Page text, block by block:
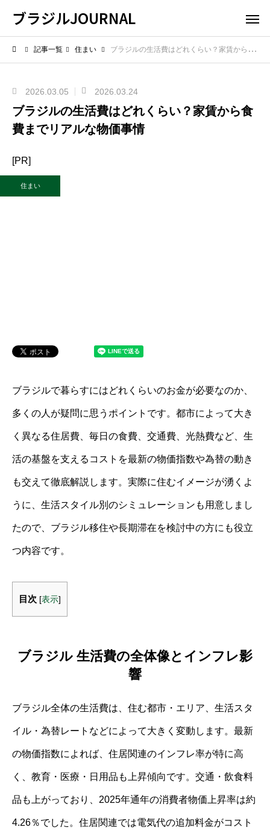
ブラジルJOURNAL
記事一覧 住まい ブラジルの生活費はどれくらい？家賃から食費までリアルな物価事情
2026.03.05 2026.03.24
ブラジルの生活費はどれくらい？家賃から食
費までリアルな物価事情
[PR]
住まい
ブラジルで暮らすにはどれくらいのお金が必要なのか、
多くの人が疑問に思うポイントです。都市によって大き
く異なる住居費、毎日の食費、交通費、光熱費など、生
活の基盤を支えるコストを最新の物価指数や為替の動き
も交えて徹底解説します。実際に住むイメージが湧くよ
うに、生活スタイル別のシミュレーションも用意しまし
たので、ブラジル移住や長期滞在を検討中の方にも役立
つ内容です。
目次 [表示]
ブラジル 生活費の全体像とインフレ影
響
ブラジル全体の生活費は、住む都市・エリア、生活スタ
イル・為替レートなどによって大きく変動します。最新
の物価指数によれば、住居関連のインフレ率が特に高
く、教育・医療・日用品も上昇傾向です。交通・飲食料
品も上がっており、2025年通年の消費者物価上昇率は約
4.26％でした。住居関連では電気代の追加料金がコスト